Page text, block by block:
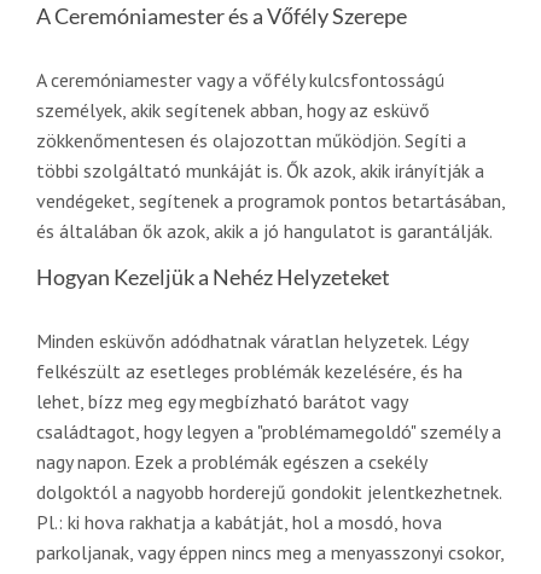
A Ceremóniamester és a Vőfély Szerepe
A ceremóniamester vagy a vőfély kulcsfontosságú
személyek, akik segítenek abban, hogy az esküvő
zökkenőmentesen és olajozottan működjön. Segíti a
többi szolgáltató munkáját is. Ők azok, akik irányítják a
vendégeket, segítenek a programok pontos betartásában,
és általában ők azok, akik a jó hangulatot is garantálják.
Hogyan Kezeljük a Nehéz Helyzeteket
Minden esküvőn adódhatnak váratlan helyzetek. Légy
felkészült az esetleges problémák kezelésére, és ha
lehet, bízz meg egy megbízható barátot vagy
családtagot, hogy legyen a "problémamegoldó" személy a
nagy napon. Ezek a problémák egészen a csekély
dolgoktól a nagyobb horderejű gondokit jelentkezhetnek.
Pl.: ki hova rakhatja a kabátját, hol a mosdó, hova
parkoljanak, vagy éppen nincs meg a menyasszonyi csokor,